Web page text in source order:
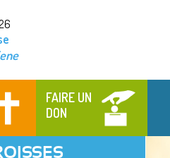
FAIRE UN
DON